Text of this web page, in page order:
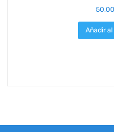
50,00
Añadir